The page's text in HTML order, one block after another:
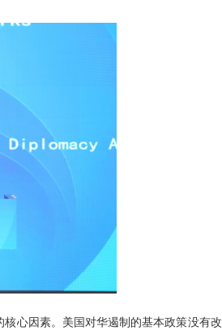
心因素。美国对华遏制的基本政策没有